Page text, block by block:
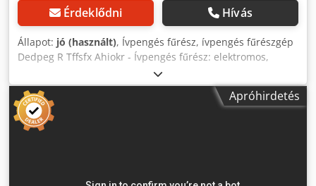
Érdeklődni Hívás
Állapot: jó (használt), Ívpengés fűrész, ívpengés fűrészgép
Dedpeg R Tffsfx Ahiokr - Ívpengés fűrész: elektromos,
hűtőberendezéssel - Típus: sajnos nincs típusmegjelölés -
Teljesítmény: 0,55 / 0,75 kW - Max. vágási magasság: kb.
145 mm - Max. vágási szélesség: kb. 180 mm - Fűrészlap:
hossza kb. 325 mm - Gép méretei: 800/700/M1520 mm -
Súly: 224 kg
Apróhirdetés